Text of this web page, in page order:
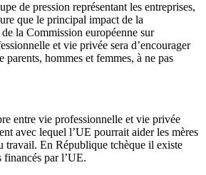
de pression représentant les entreprises,
que le principal impact de la
la Commission européenne sur
et vie privée sera d’encourager
parents, hommes et femmes, à ne pas
entre vie professionnelle et vie privée
avec lequel l’UE pourrait aider les mères
travail. En République tchèque il existe
financés par l’UE.